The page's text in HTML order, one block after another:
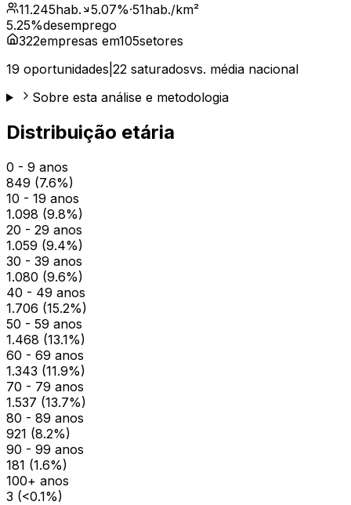
11.245hab. 5.07%·51hab./km²
5.25%desemprego
322empresas em105setores
19 oportunidades 22 saturadosvs. média nacional
Sobre esta análise e metodologia
Distribuição etária
0 - 9 anos
849 (7.6%)
10 - 19 anos
1.098 (9.8%)
20 - 29 anos
1.059 (9.4%)
30 - 39 anos
1.080 (9.6%)
40 - 49 anos
1.706 (15.2%)
50 - 59 anos
1.468 (13.1%)
60 - 69 anos
1.343 (11.9%)
70 - 79 anos
1.537 (13.7%)
80 - 89 anos
921 (8.2%)
90 - 99 anos
181 (1.6%)
100+ anos
3 (<0.1%)